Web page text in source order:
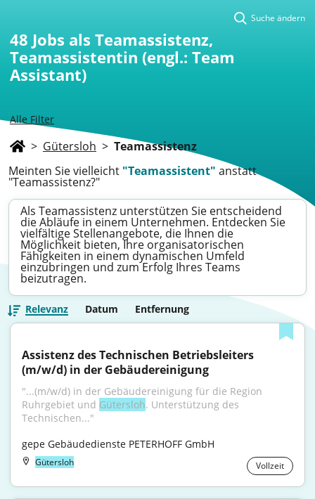
Alle Filter
Suche ändern
48 Jobs als Teamassistenz,
Teamassistentin (engl.: Team
Assistant)
> Gütersloh > Teamassistenz
Meinten Sie vielleicht "Teamassistent" anstatt
"Teamassistenz?"
Als Teamassistenz unterstützen Sie entscheidend
die Abläufe in einem Unternehmen. Entdecken Sie
vielfältige Stellenangebote, die Ihnen die
Möglichkeit bieten, Ihre organisatorischen
Fähigkeiten in einem dynamischen Umfeld
einzubringen und zum Erfolg Ihres Teams
beizutragen.
Relevanz Datum Entfernung
Assistenz des Technischen Betriebsleiters
(m/w/d) in der Gebäudereinigung
"...(m/w/d) in der Gebäudereinigung für die Region
Ruhrgebiet und Gütersloh. Unterstützung des
Technischen..."
gepe Gebäudedienste PETERHOFF GmbH
Gütersloh Vollzeit